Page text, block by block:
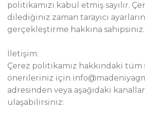
politikamızı kabul etmiş sayılır.
dilediğiniz zaman tarayıcı
gerçekleştirme hakkına sahipsiniz.
İletişim:
Çerez politikamız hakkındaki tüm
önerileriniz için
adresinden veya aşağıdaki
ulaşabilirsiniz: